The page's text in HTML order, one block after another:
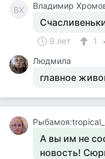
ВХ Владимир
9 лет
1
Людмила
главное
А вы им не
новость!